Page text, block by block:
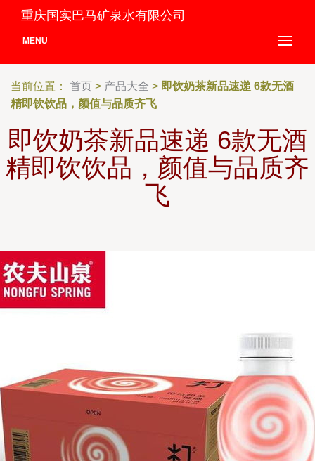
重庆国实巴马矿泉水有限公司
MENU
当前位置： 首页 > 产品大全 > 即饮奶茶新品速递 6款无酒
精即饮饮品，颜值与品质齐飞
即饮奶茶新品速递 6款无酒
精即饮饮品，颜值与品质齐
飞